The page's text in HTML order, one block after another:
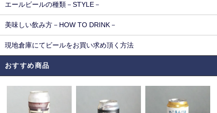
エールビールの種類－STYLE－
美味しい飲み方－HOW TO DRINK－
現地倉庫にてビールをお買い求め頂く方法
おすすめ商品